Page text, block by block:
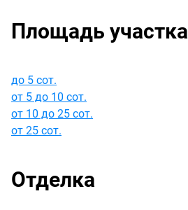
Площадь участка
до 5 сот.
от 5 до 10 сот.
от 10 до 25 сот.
от 25 сот.
Отделка